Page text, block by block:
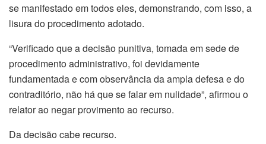
se manifestado em todos eles, demonstrando, com isso, a
lisura do procedimento adotado.
“Verificado que a decisão punitiva, tomada em sede de
procedimento administrativo, foi devidamente
fundamentada e com observância da ampla defesa e do
contraditório, não há que se falar em nulidade”, afirmou o
relator ao negar provimento ao recurso.
Da decisão cabe recurso.